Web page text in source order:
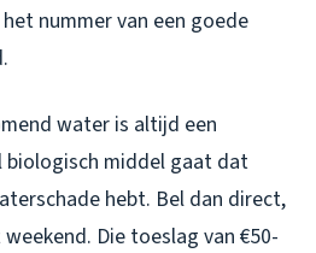
nummer van een goede
water is altijd een
biologisch middel gaat dat
hebt. Bel dan direct,
Die toeslag van €50-